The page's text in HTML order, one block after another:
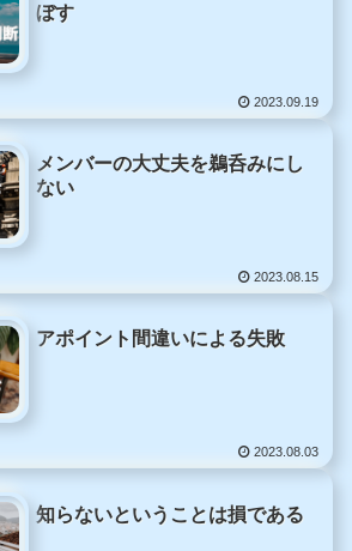
ぼす
2023.09.19
メンバーの大丈夫を鵜呑みにし
ない
2023.08.15
アポイント間違いによる失敗
2023.08.03
知らないということは損である